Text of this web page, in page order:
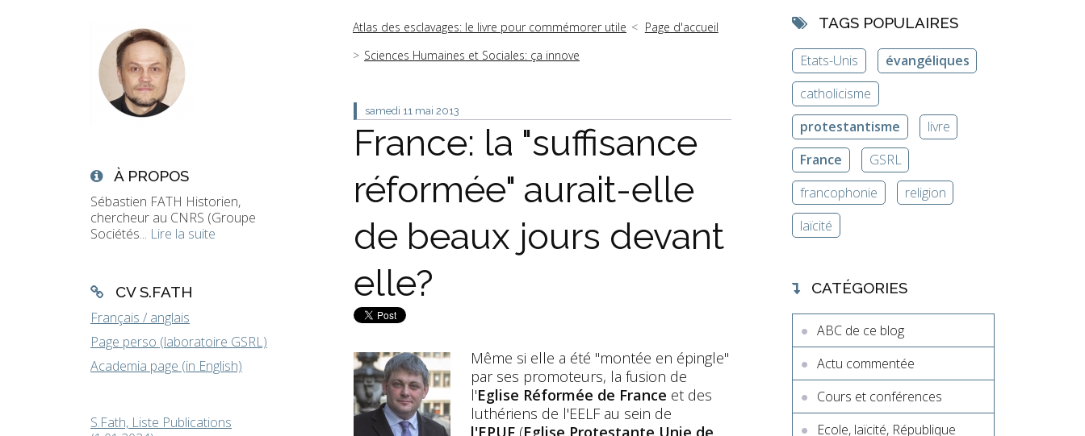
À PROPOS
Sébastien FATH Historien,
chercheur au CNRS (Groupe
Sociétés... Lire la suite
CV S.FATH
Français / anglais
Page perso (laboratoire GSRL)
Academia page (in English)
S.Fath, Liste Publications
Atlas des esclavages: le livre pour commémorer utile
Page d'accueil
Sciences Humaines et Sociales: ça innove
samedi 11 mai 2013
France: la "suffisance
réformée" aurait-elle
de beaux jours devant
elle?
Même si elle a été "montée en épingle"
par ses promoteurs, la fusion de
l'Eglise Réformée de France et des
luthériens de l'EELF au sein de
l'EPUF(Eglise Protestante Unie de
TAGS POPULAIRES
Etats-Unis
évangéliques
catholicisme
protestantisme
livre
France
GSRL
francophonie
religion
laïcité
CATÉGORIES
ABC de ce blog
Actu commentée
Cours et conférences
Ecole, laïcité, République